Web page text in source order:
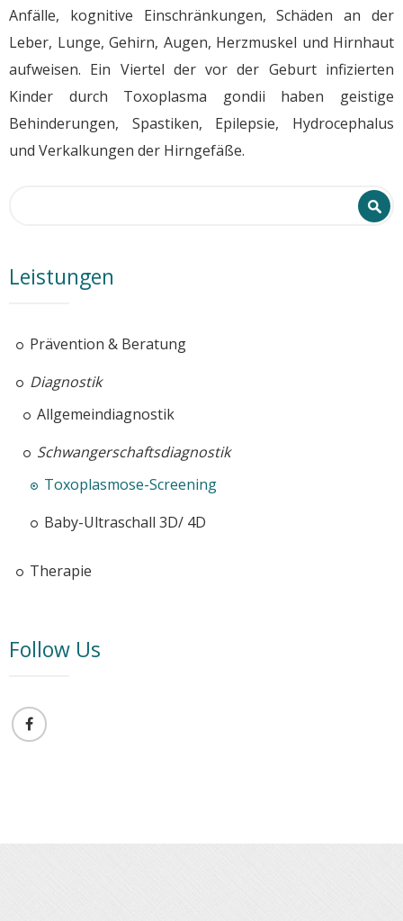
Anfälle, kognitive Einschränkungen, Schäden an der
Leber, Lunge, Gehirn, Augen, Herzmuskel und Hirnhaut
aufweisen. Ein Viertel der vor der Geburt infizierten
Kinder durch Toxoplasma gondii haben geistige
Behinderungen, Spastiken, Epilepsie, Hydrocephalus
und Verkalkungen der Hirngefäße.
Leistungen
Prävention & Beratung
Diagnostik
Allgemeindiagnostik
Schwangerschaftsdiagnostik
Toxoplasmose-Screening
Baby-Ultraschall 3D/ 4D
Therapie
Follow Us